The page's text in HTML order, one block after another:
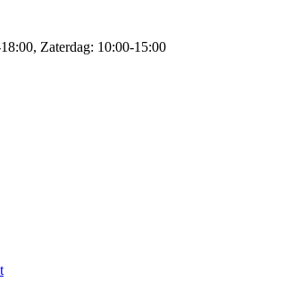
Zaterdag: 10:00-15:00